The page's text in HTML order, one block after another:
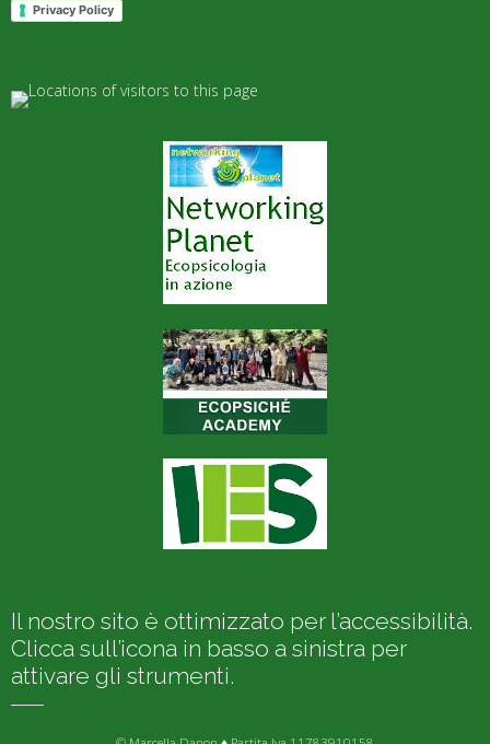
Privacy Policy
Il nostro sito è ottimizzato per l’accessibilità.
Clicca sull’icona in basso a sinistra per
attivare gli strumenti.